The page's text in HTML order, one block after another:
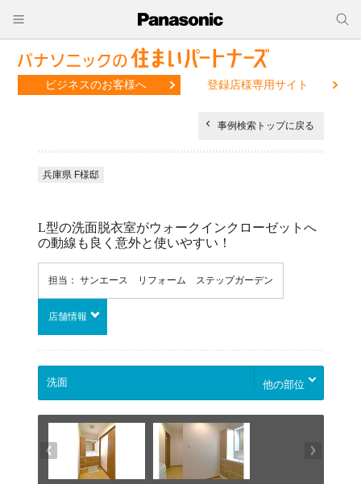
ビジネスのお客様へ 登録店様専用サイト
事例検索トップに戻る
兵庫県 F様邸
L型の洗面脱衣室がウォークインクローゼットへ
の動線も良く意外と使いやすい！
担当： サンエース リフォーム ステップガーデン
店舗情報
他の部位